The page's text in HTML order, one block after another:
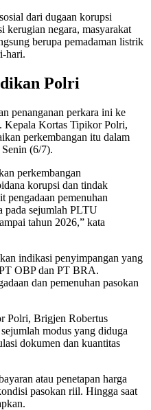
dari dugaan korupsi
kerugian negara, masyarakat
berupa pemadaman listrik
hari.
Polri
penanganan perkara ini ke
Kepala Kortas Tipikor Polri,
perkembangan itu dalam
(6/7).
perkembangan
korupsi dan tindak
pengadaan pemenuhan
pada sejumlah PLTU
tahun 2026,” kata
indikasi penyimpangan yang
OBP dan PT BRA.
dan pemenuhan pasokan
Polri, Brigjen Robertus
modus yang diduga
dokumen dan kuantitas
atau penetapan harga
pasokan riil. Hingga saat